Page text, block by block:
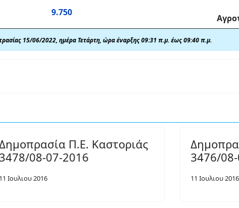
9.750
15/06/2022, ημέρα Τετάρτη, ώρα έναρξης 09:31 π.μ. έως 09:40 π.μ.
Π.Ε. Καστοριάς
3478/08-07-2016
11 Ιουλιου 2016
3476/
11 Ιουλιου 2016